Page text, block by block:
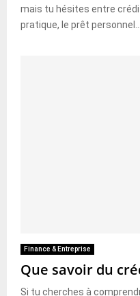
mais tu hésites entre
pratique, le prêt personnel...
Finance & Entreprise
Que savoir du
Si tu cherches à